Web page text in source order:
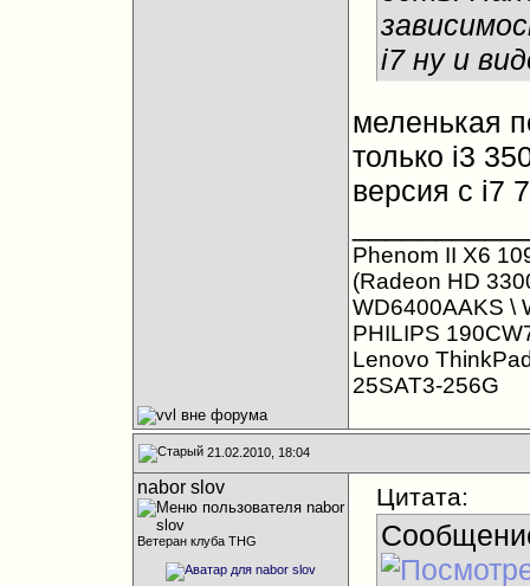
i7 ну и
меленькая
только i3
версия с i7
Phenom II X6
(Radeon HD
WD6400AAKS \
PHILIPS
Lenovo
25SAT3-256G
21.02.2010, 18:04
nabor slov
Ветеран клуба THG
Цитата: